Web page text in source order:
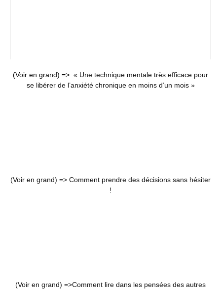
(Voir en grand) => « Une technique mentale très efficace pour
se libérer de l’anxiété chronique en moins d’un mois »
(Voir en grand) => Comment prendre des décisions sans hésiter
!
(Voir en grand) =>Comment lire dans les pensées des autres